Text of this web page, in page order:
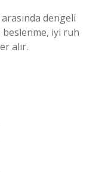
dengeli
beslenme, iyi ruh
alır.